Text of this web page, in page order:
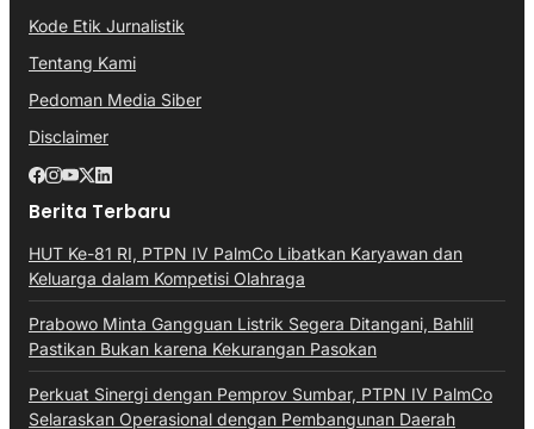
Kode Etik Jurnalistik
Tentang Kami
Pedoman Media Siber
Disclaimer
Berita Terbaru
HUT Ke-81 RI, PTPN IV PalmCo Libatkan Karyawan dan
Keluarga dalam Kompetisi Olahraga
Prabowo Minta Gangguan Listrik Segera Ditangani, Bahlil
Pastikan Bukan karena Kekurangan Pasokan
Perkuat Sinergi dengan Pemprov Sumbar, PTPN IV PalmCo
Selaraskan Operasional dengan Pembangunan Daerah